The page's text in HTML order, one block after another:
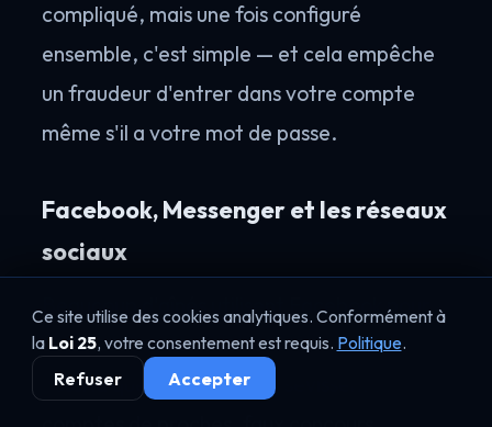
compliqué, mais une fois configuré
ensemble, c'est simple — et cela empêche
un fraudeur d'entrer dans votre compte
même s'il a votre mot de passe.
Facebook, Messenger et les réseaux
sociaux
Beaucoup d'aînés utilisent Facebook pour
garder le contact avec la famille — et c'est
aussi là que des fraudeurs sévissent : faux
Ce site utilise des cookies analytiques. Conformément à
la Loi 25, votre consentement est requis. Politique.
Refuser
Accepter